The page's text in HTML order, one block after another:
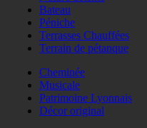
Bateau
Péniche
Terrasses Chauffées
Terrain de pétanque
Cheminée
Musicale
Patrimoine Lyonnais
Décor original